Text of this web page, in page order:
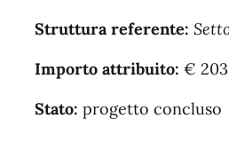
Struttura referente:
Importo attribuito: €
Stato: progetto concluso